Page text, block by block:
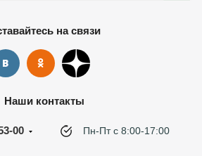
на связи
Наши контакты
00 Пн-Пт с 8:00-17:00